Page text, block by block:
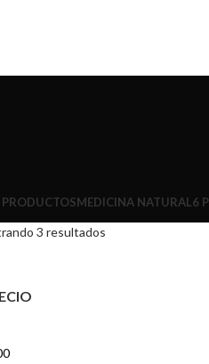
PRODUCTOSMEDICINA NATURAL 6
3 resultados